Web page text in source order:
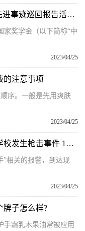
当前时讯：我市中职国奖“励志之星”先进事迹巡回报告活动收官
家奖学金（以下简称“中
2023/04/25
的注意事项
序。一般是先用爽肤
2023/04/25
天天通讯！美国俄克拉何马州一社区学校发生枪击事件 1人死亡
”相关的报警，到达现
2023/04/25
牌子怎么样?
手霜乳木果油常被应用